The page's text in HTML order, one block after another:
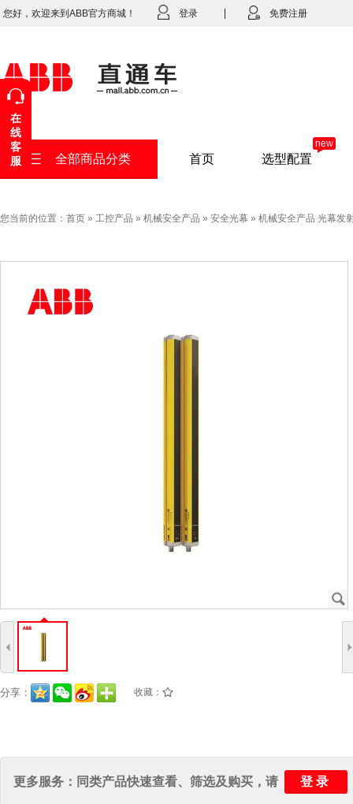
您好，欢迎来到ABB官方商城！ 登录 免费注册
全部商品分类 首页 选型配置
new
您当前的位置： 首页 » 工控产品 » 机械安全产品 » 安全光幕 » 机械安全产品 光幕发
J
4
分享： 收藏： /
更多服务：同类产品快速查看、筛选及购买，请 登录
在
线
客
服